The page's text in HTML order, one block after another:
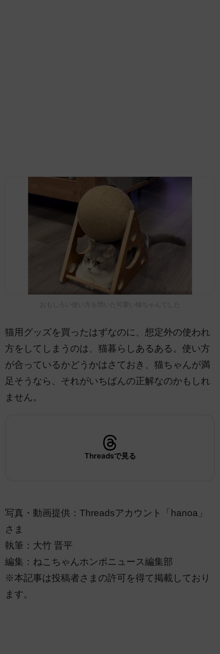
おもしろい使い方を閃いた可愛い猫ちゃんでした
猫用グッズを買ったはずなのに、想定外の使われ
方をしてしまうのは、猫暮らしあるある。使い方
が合っているかどうかはさておき、猫ちゃんが満
足そうなら、それがいちばんの正解なのかもしれ
ません。
Threadsで見る
写真・動画提供：Threadsアカウント「hanoa」
さま
執筆：大竹 晋平
編集：ねこちゃんホンポニュース編集部
※本記事は投稿者さまの許可を得て掲載しており
ます。